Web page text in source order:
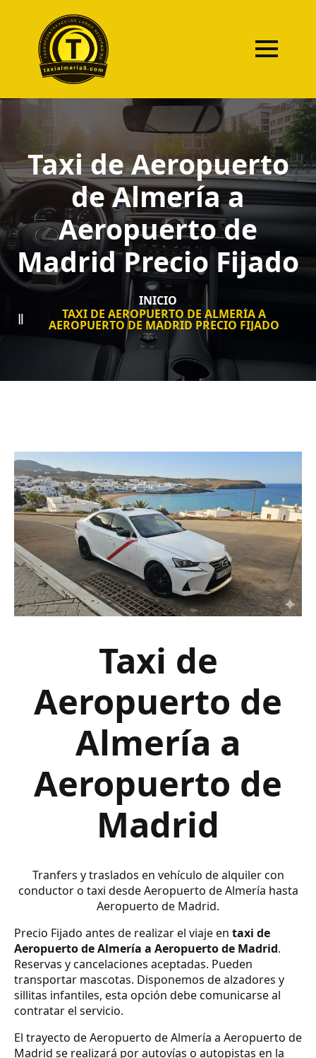
Taxi de Aeropuerto
de Almería a
Aeropuerto de
Madrid Precio Fijado
INICIO
TAXI DE AEROPUERTO DE ALMERÍA A
AEROPUERTO DE MADRID PRECIO FIJADO
Taxi de
Aeropuerto de
Almería a
Aeropuerto de
Madrid
Tranfers y traslados en vehículo de alquiler con
conductor o taxi desde Aeropuerto de Almería hasta
Aeropuerto de Madrid.
Precio Fijado antes de realizar el viaje en taxi de
Aeropuerto de Almería a Aeropuerto de Madrid.
Reservas y cancelaciones aceptadas. Pueden
transportar mascotas. Disponemos de alzadores y
sillitas infantiles, esta opción debe comunicarse al
contratar el servicio.
El trayecto de Aeropuerto de Almería a Aeropuerto de
Madrid se realizará por autovías o autopistas en la